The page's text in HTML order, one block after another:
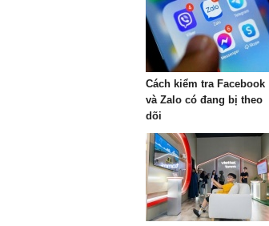
Cách kiểm tra Facebook
và Zalo có đang bị theo
dõi